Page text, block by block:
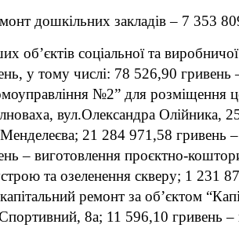
дошкільних закладів – 7 353
об’єктів соціальної та
у тому числі: 78 526,90 гривень
№2” для розміщення
вул.Олександра Олійника,
21 284 971,58 гривень –
– виготовлення проєктно-
та озеленення скверу; 1 231
ремонт за об’єктом
8а; 11 596,10 гривень